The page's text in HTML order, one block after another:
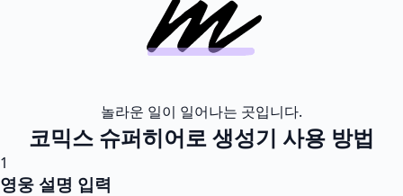
놀라운 일이 일어나는 곳입니다.
코믹스 슈퍼히어로 생성기 사용 방법
1
영웅 설명 입력